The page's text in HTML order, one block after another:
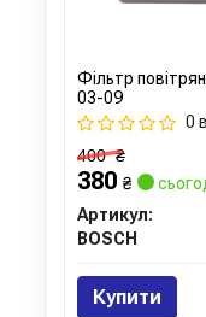
Фільтр
03-09
0
400₴
380 ₴
Артикул:
BOSCH
Купити